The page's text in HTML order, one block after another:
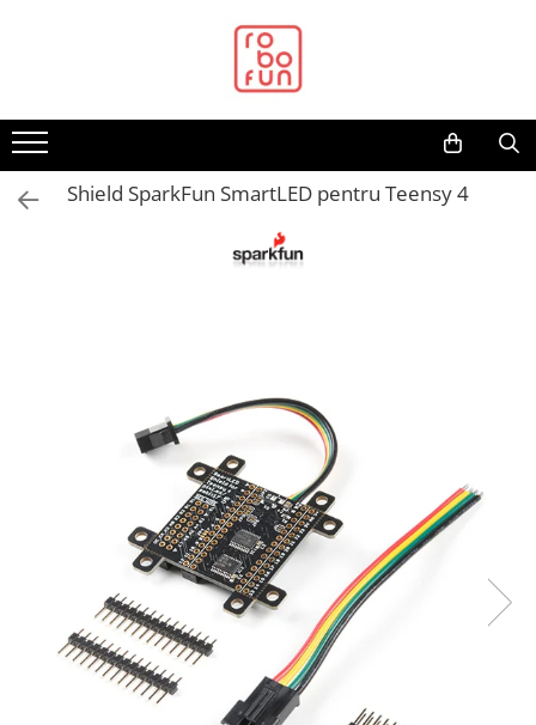
Arduino Original
Arduino Compatibil
Raspberry PI
Cabluri si Conectori
Adaptoare si convertoare
Shield SparkFun SmartLED pentru Teensy 4